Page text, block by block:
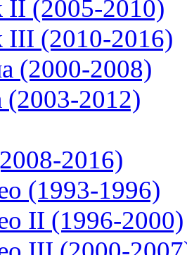
II (2005-2010)
III (2010-2016)
(2000-2008)
(2003-2012)
2016)
(1993-1996)
II (1996-2000)